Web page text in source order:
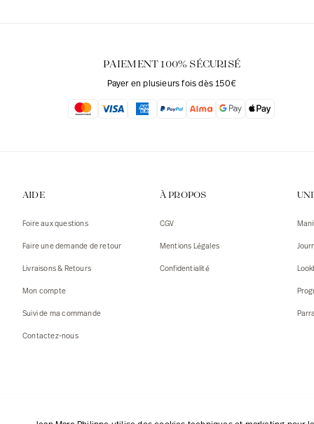
PAIEMENT 100% SÉCURISÉ
Payer en plusieurs fois dès 150€
AIDE
Foire aux questions
Faire une demande de retour
Livraisons & Retours
Mon compte
Suivi de ma commande
Contactez-nous
À PROPOS
CGV
Mentions Légales
Confidentialité